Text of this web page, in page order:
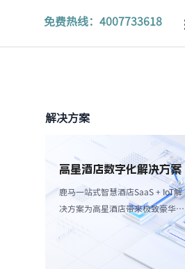
免费热线：4007733618
解决方案
高星酒店数字化解决方案
鹿马一站式智慧酒店SaaS + IoT解
决方案为高星酒店带来极致豪华体
验，强调个性化服务和高效服务流